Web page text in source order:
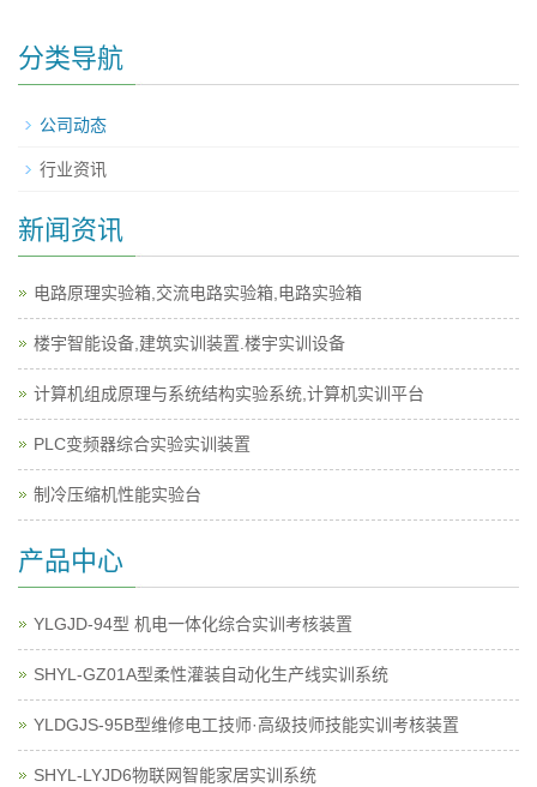
分类导航
公司动态
行业资讯
新闻资讯
电路原理实验箱,交流电路实验箱,电路实验箱
楼宇智能设备,建筑实训装置.楼宇实训设备
计算机组成原理与系统结构实验系统,计算机实训平台
PLC变频器综合实验实训装置
制冷压缩机性能实验台
产品中心
YLGJD-94型 机电一体化综合实训考核装置
SHYL-GZ01A型柔性灌装自动化生产线实训系统
YLDGJS-95B型维修电工技师·高级技师技能实训考核装置
SHYL-LYJD6物联网智能家居实训系统